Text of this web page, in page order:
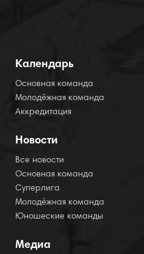
Календарь
Основная команда
Молодёжная команда
Аккредитация
Новости
Все новости
Основная команда
Суперлига
Молодёжная команда
Юношеские команды
Медиа